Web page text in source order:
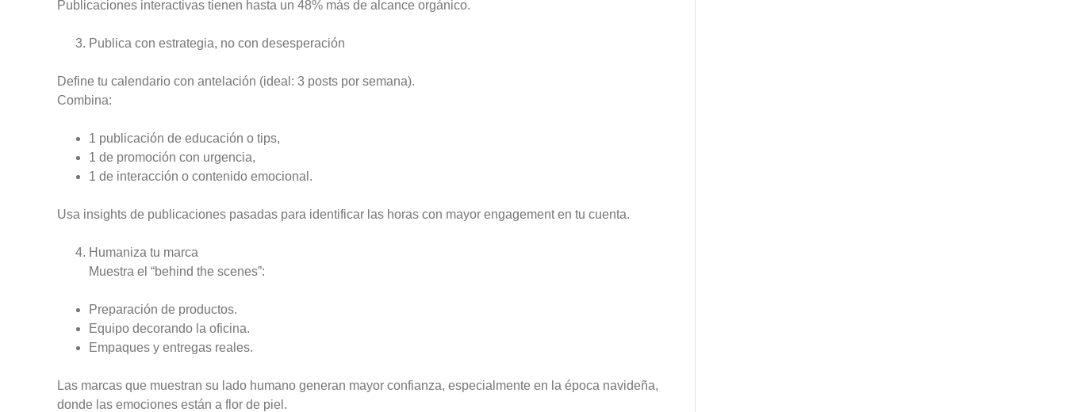
Publicaciones interactivas tienen hasta un 48% más de alcance orgánico.
Publica con estrategia, no con desesperación
Define tu calendario con antelación (ideal: 3 posts por semana).
Combina:
1 publicación de educación o tips,
1 de promoción con urgencia,
1 de interacción o contenido emocional.
Usa insights de publicaciones pasadas para identificar las horas con mayor engagement en tu cuenta.
Humaniza tu marca
Muestra el “behind the scenes”:
Preparación de productos.
Equipo decorando la oficina.
Empaques y entregas reales.
Las marcas que muestran su lado humano generan mayor confianza, especialmente en la época navideña,
donde las emociones están a flor de piel.